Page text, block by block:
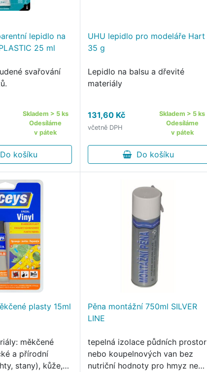
lepidlo na
25 ml
svařování
Skladem > 5 ks
Odesíláme
v pátek
košíku
UHU lepidlo pro modeláře Hart
35 g
Lepidlo na balsu a dřevité
materiály
131,60 Kč
včetně DPH
Skladem > 5 ks
Odesíláme
v pátek
Do košíku
plasty 15ml
měkčené
a přírodní
stany), kůže,
Pěna montážní 750ml SILVER
LINE
tepelná izolace půdních prostor
nebo koupelnových van bez
nutriční hodnoty pro hmyz nebo